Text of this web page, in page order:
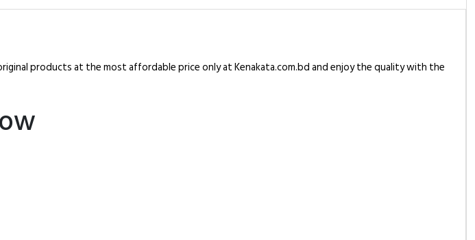
products at the most affordable price only at Kenakata.com.bd and enjoy the quality with the